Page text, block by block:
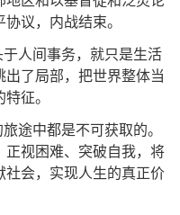
议，内战结束。
人间事务，就只是生活
了局部，把世界整体当
征。
途中都是不可获取的。
视困难、突破自我，将
会，实现人生的真正价